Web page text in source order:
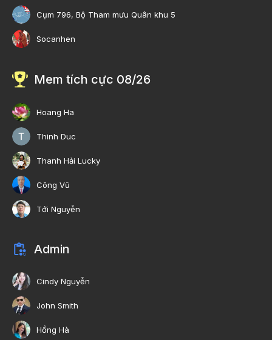
Cụm 796, Bộ Tham mưu Quân khu 5
Socanhen
Mem tích cực 08/26
Hoang Ha
Thinh Duc
Thanh Hải Lucky
Công Vũ
Tới Nguyễn
Admin
Cindy Nguyễn
John Smith
Hồng Hà